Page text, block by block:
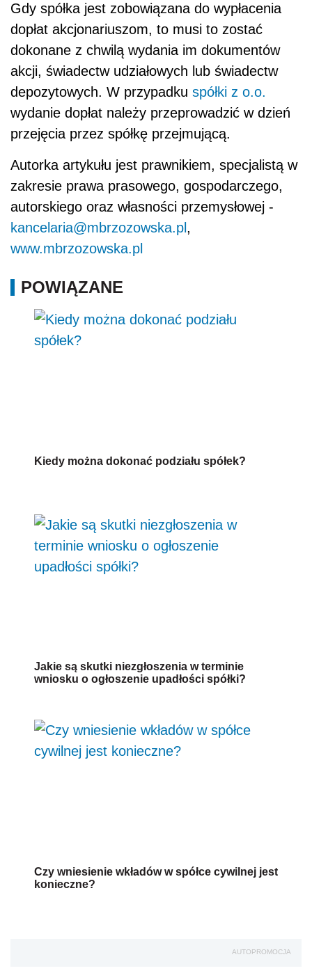
Gdy spółka jest zobowiązana do wypłacenia
dopłat akcjonariuszom, to musi to zostać
dokonane z chwilą wydania im dokumentów
akcji, świadectw udziałowych lub świadectw
depozytowych. W przypadku spółki z o.o.
wydanie dopłat należy przeprowadzić w dzień
przejęcia przez spółkę przejmującą.
Autorka artykułu jest prawnikiem, specjalistą w
zakresie prawa prasowego, gospodarczego,
autorskiego oraz własności przemysłowej -
kancelaria@mbrzozowska.pl ,
www.mbrzozowska.pl
POWIĄZANE
Kiedy można dokonać podziału spółek?
Jakie są skutki niezgłoszenia w terminie
wniosku o ogłoszenie upadłości spółki?
Czy wniesienie wkładów w spółce cywilnej jest
konieczne?
AUTOPROMOCJA